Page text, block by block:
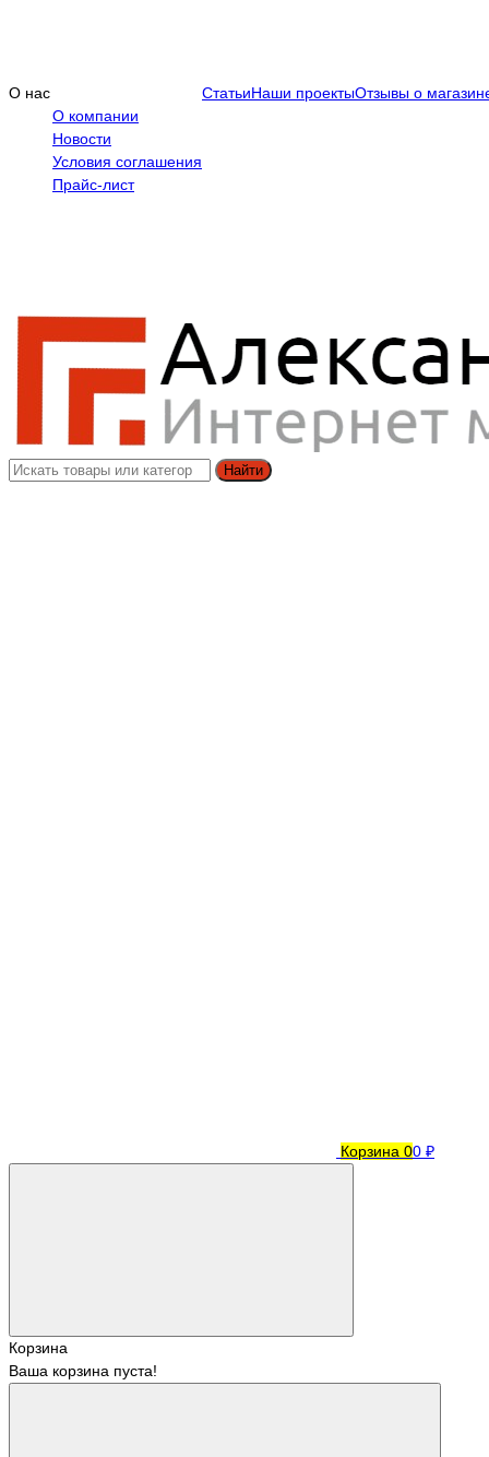
О нас
О компании
Новости
Условия соглашения
Прайс-лист
СтатьиНаши проектыОтзывы о
Найти
Корзина 00 ₽
Корзина
Ваша корзина пуста!